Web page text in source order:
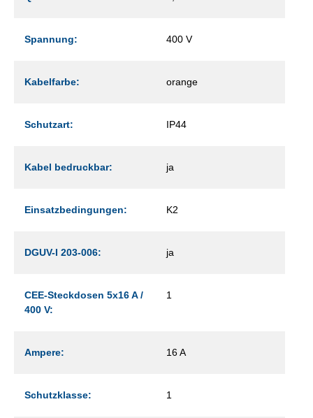
Spannung: 400 V
Kabelfarbe: orange
Schutzart: IP44
Kabel bedruckbar: ja
Einsatzbedingungen: K2
DGUV-I 203-006: ja
CEE-Steckdosen 5x16 A /
400 V:
1
Ampere: 16 A
Schutzklasse: 1